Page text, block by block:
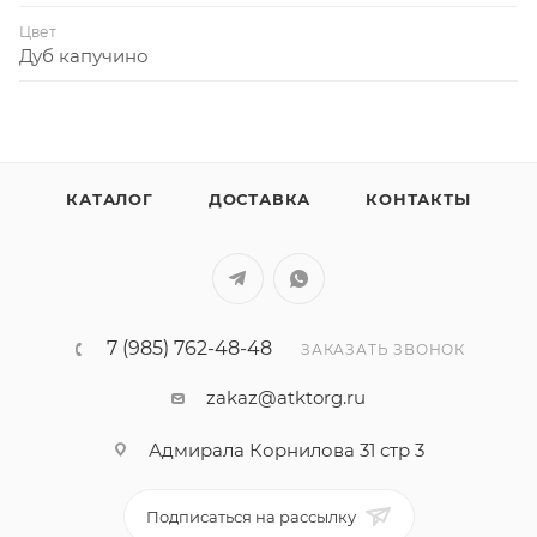
Цвет
Дуб капучино
КАТАЛОГ ДОСТАВКА КОНТАКТЫ
7 (985) 762-48-48 ЗАКАЗАТЬ ЗВОНОК
zakaz@atktorg.ru
Адмирала Корнилова 31 стр 3
Подписаться на рассылку